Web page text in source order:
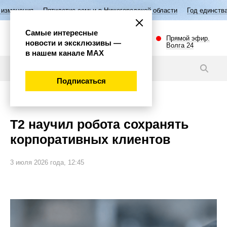
семьи в Нижегородской области Год единства народов
Прямой эфир.
Волга 24
Т2 научил робота сохранять
корпоративных клиентов
3 июля 2026 года, 12:45
Самые интересные
новости и эксклюзивы —
в нашем канале МАХ
Подписаться